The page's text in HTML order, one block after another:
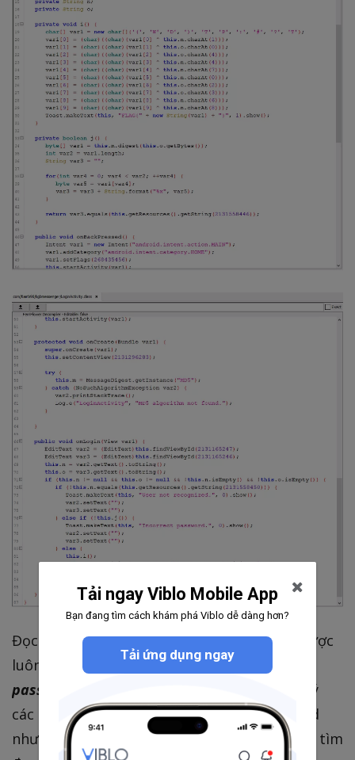
Đọc code đã reverse thì chúng ta xác định được
luôn 2 string
vào lần lượt làusername
password
nhập vào. Tại hàm onLogin() - xử lý
các logic đăng nhập có truy cập 1 resourse id
như các bài trước đó, làm tương tự chúng ta tìm
Tải ngay Viblo Mobile App
Bạn đang tìm cách khám phá Viblo dễ dàng hơn?
Tải ứng dụng ngay